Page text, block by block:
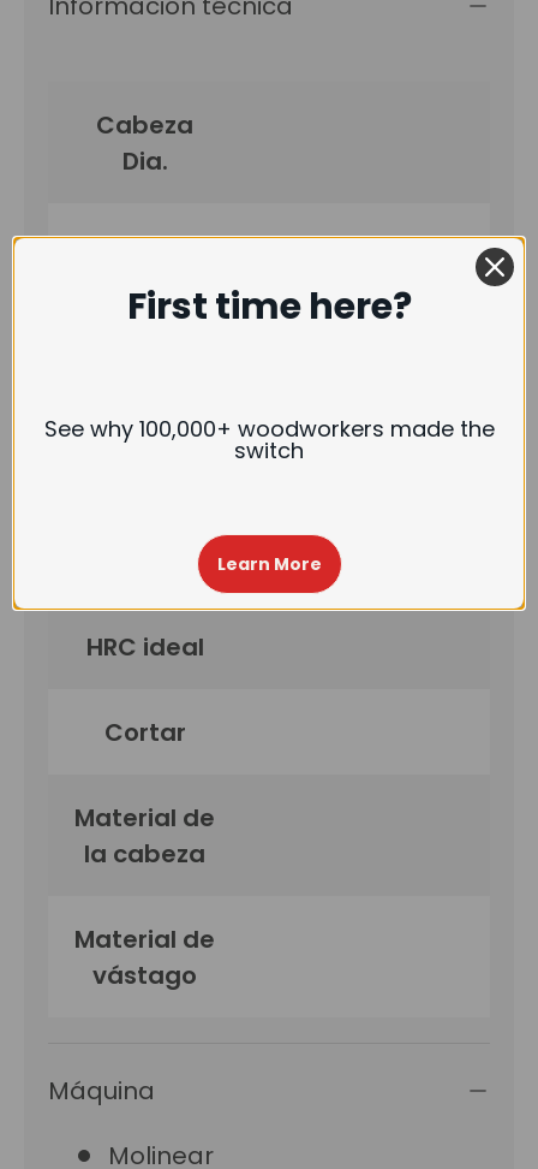
Cabeza
Dia.
Longitud
de la
cabeza
de
HRC ideal
Cortar
Material de
la cabeza
Material de
vástago
Máquina
Molinear
First time here?
See why 100,000+ woodworkers made the
switch
Learn More